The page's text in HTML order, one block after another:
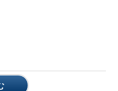
スクの管理］ツールを利
ラムとファイルの検索］
ィスクの管理］ツールを